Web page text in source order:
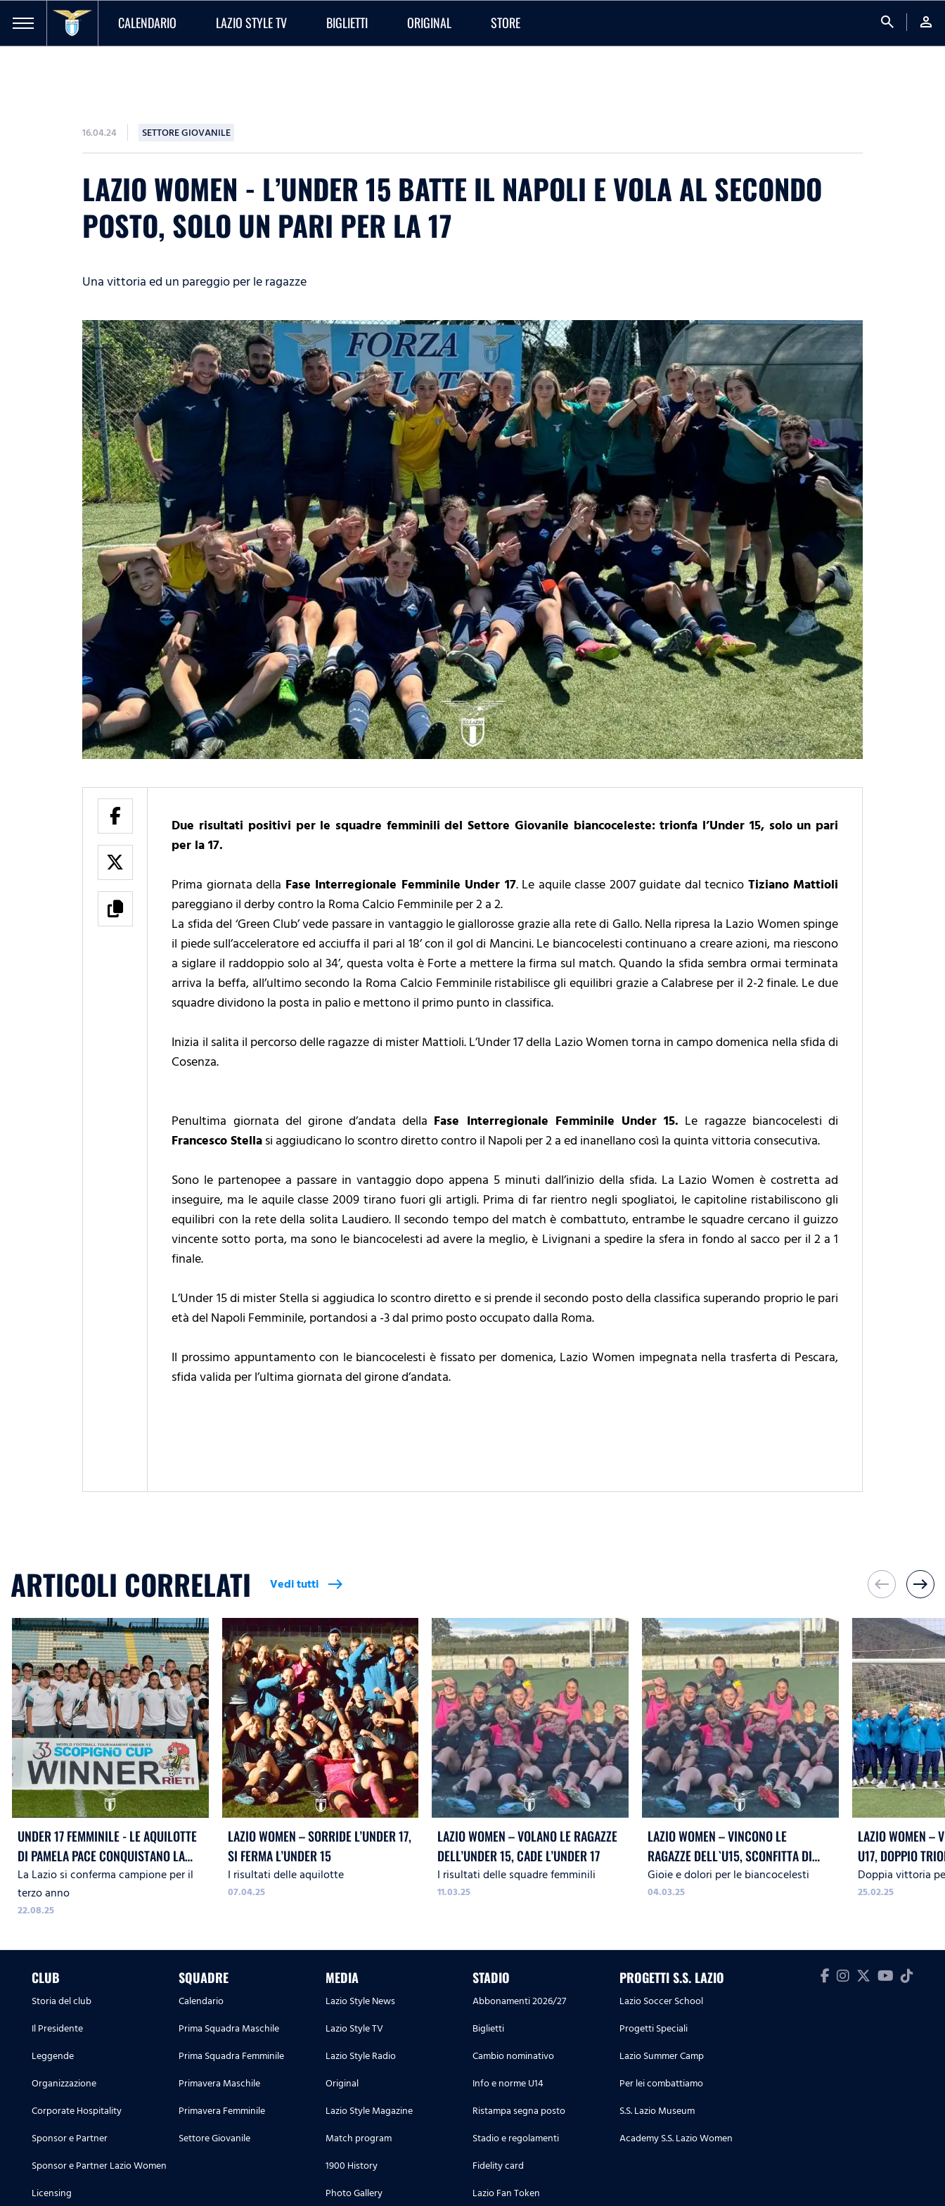
CALENDARIO LAZIO STYLE TV BIGLIETTI ORIGINAL STORE search person
16.04.24 SETTORE GIOVANILE
LAZIO WOMEN - L’UNDER 15 BATTE IL NAPOLI E VOLA AL SECONDO
POSTO, SOLO UN PARI PER LA 17
Una vittoria ed un pareggio per le ragazze
Due risultati positivi per le squadre femminili del Settore Giovanile biancoceleste: trionfa l’Under 15, solo un pari
per la 17.
Prima giornata della Fase Interregionale Femminile Under 17. Le aquile classe 2007 guidate dal tecnico Tiziano Mattioli
pareggiano il derby contro la Roma Calcio Femminile per 2 a 2.
La sfida del ‘Green Club’ vede passare in vantaggio le giallorosse grazie alla rete di Gallo. Nella ripresa la Lazio Women spinge
il piede sull’acceleratore ed acciuffa il pari al 18’ con il gol di Mancini. Le biancocelesti continuano a creare azioni, ma riescono
a siglare il raddoppio solo al 34’, questa volta è Forte a mettere la firma sul match. Quando la sfida sembra ormai terminata
arriva la beffa, all’ultimo secondo la Roma Calcio Femminile ristabilisce gli equilibri grazie a Calabrese per il 2-2 finale. Le due
squadre dividono la posta in palio e mettono il primo punto in classifica.
Inizia il salita il percorso delle ragazze di mister Mattioli. L’Under 17 della Lazio Women torna in campo domenica nella sfida di
Cosenza.
Penultima giornata del girone d’andata della Fase Interregionale Femminile Under 15. Le ragazze biancocelesti di
Francesco Stellasi aggiudicano lo scontro diretto contro il Napoli per 2 a ed inanellano così la quinta vittoria consecutiva.
Sono le partenopee a passare in vantaggio dopo appena 5 minuti dall’inizio della sfida. La Lazio Women è costretta ad
inseguire, ma le aquile classe 2009 tirano fuori gli artigli. Prima di far rientro negli spogliatoi, le capitoline ristabiliscono gli
equilibri con la rete della solita Laudiero. Il secondo tempo del match è combattuto, entrambe le squadre cercano il guizzo
vincente sotto porta, ma sono le biancocelesti ad avere la meglio, è Livignani a spedire la sfera in fondo al sacco per il 2 a 1
finale.
L’Under 15 di mister Stella si aggiudica lo scontro diretto e si prende il secondo posto della classifica superando proprio le pari
età del Napoli Femminile, portandosi a -3 dal primo posto occupato dalla Roma.
Il prossimo appuntamento con le biancocelesti è fissato per domenica, Lazio Women impegnata nella trasferta di Pescara,
sfida valida per l’ultima giornata del girone d’andata.
ARTICOLI CORRELATI Vedi tutti east west east
UNDER 17 FEMMINILE - LE AQUILOTTE
DI PAMELA PACE CONQUISTANO LA
SCOPIGNO CUP
La Lazio si conferma campione per il
terzo anno
22.08.25
LAZIO WOMEN – SORRIDE L’UNDER 17,
SI FERMA L’UNDER 15
I risultati delle aquilotte
07.04.25
LAZIO WOMEN – VOLANO LE RAGAZZE
DELL’UNDER 15, CADE L’UNDER 17
I risultati delle squadre femminili
11.03.25
LAZIO WOMEN – VINCONO LE
RAGAZZE DELL`U15, SCONFITTA DI
MISURA PER LA 17
Gioie e dolori per le biancocelesti
04.03.25
LAZIO WOMEN –
U17, DOPPIO
BARI
Doppia vittoria
25.02.25
CLUB
Storia del club
Il Presidente
Leggende
Organizzazione
Corporate Hospitality
Sponsor e Partner
Sponsor e Partner Lazio Women
Licensing
SQUADRE
Calendario
Prima Squadra Maschile
Prima Squadra Femminile
Primavera Maschile
Primavera Femminile
Settore Giovanile
MEDIA
Lazio Style News
Lazio Style TV
Lazio Style Radio
Original
Lazio Style Magazine
Match program
1900 History
Photo Gallery
STADIO
Abbonamenti 2026/27
Biglietti
Cambio nominativo
Info e norme U14
Ristampa segna posto
Stadio e regolamenti
Fidelity card
Lazio Fan Token
PROGETTI S.S. LAZIO
Lazio Soccer School
Progetti Speciali
Lazio Summer Camp
Per lei combattiamo
S.S. Lazio Museum
Academy S.S. Lazio Women